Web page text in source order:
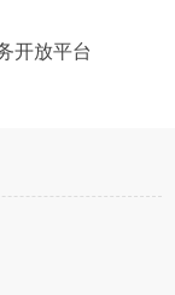
开放平台